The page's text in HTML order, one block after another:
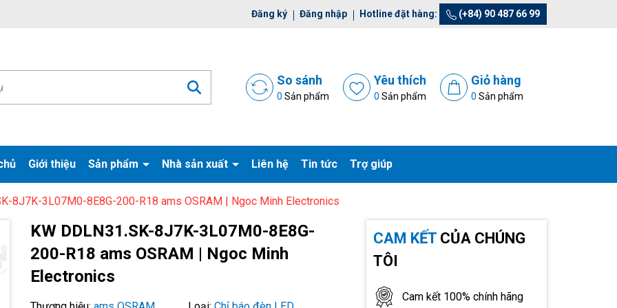
đợi bạn Đăng ký Đăng nhập Hotline đặt hàng: (+84) 90 487 66 99
So sánh
0 Sản phẩm
Yêu thích
0 Sản phẩm
Giỏ hàng
0 Sản phẩm
Giới thiệu Sản phẩm Nhà sản xuất Liên hệ Tin tức Trợ giúp
8J7K-3L07M0-8E8G-200-R18 ams OSRAM | Ngoc Minh Electronics
KW DDLN31.SK-8J7K-3L07M0-8E8G-
200-R18 ams OSRAM | Ngoc Minh
Electronics
CAM KẾTCỦA CHÚNG
TÔI
Cam kết 100% chính hãng
Ngày hết hạn:
Điều kiện: